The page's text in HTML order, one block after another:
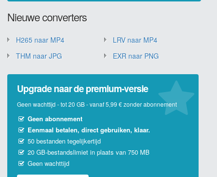
Nieuwe converters
H265 naar MP4
LRV naar MP4
THM naar JPG
EXR naar PNG
Upgrade naar de premium-versie
Geen wachttijd - tot 20 GB - vanaf 5,99 € zonder abonnement
Geen abonnement
Eenmaal betalen, direct gebruiken, klaar.
50 bestanden tegelijkertijd
20 GB-bestandslimiet in plaats van 750 MB
Geen wachttijd